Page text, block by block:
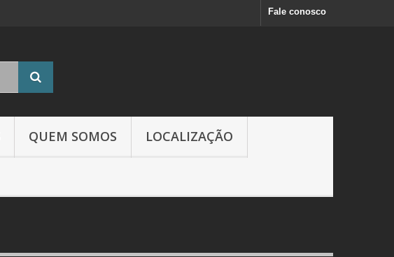
Fale conosco
QUEM SOMOS LOCALIZAÇÃO